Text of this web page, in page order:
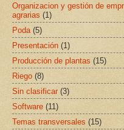
Organizacion y gestión de
agrarias (1)
Poda (5)
Presentación (1)
Producción de plantas (15)
Riego (8)
Sin clasificar (3)
Software (11)
Temas transversales (15)